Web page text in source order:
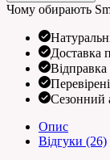
кількість
Чому обирають
Доставка
Сезонний
Опис
Відгуки (26)